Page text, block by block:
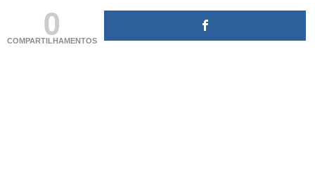
0
COMPARTILHAMENTOS